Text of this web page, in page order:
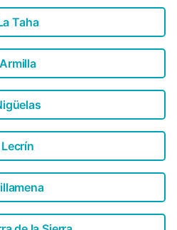
Taha
Armilla
Lecrín